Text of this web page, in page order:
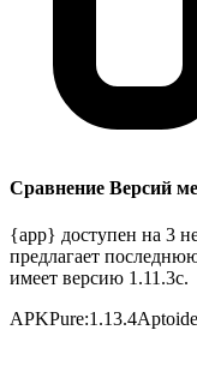
Сравнение Версий
{app} доступен на 3
предлагает
имеет версию 1.11.3c.
APKPure:1.13.4Aptoide